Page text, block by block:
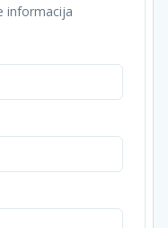
informacija